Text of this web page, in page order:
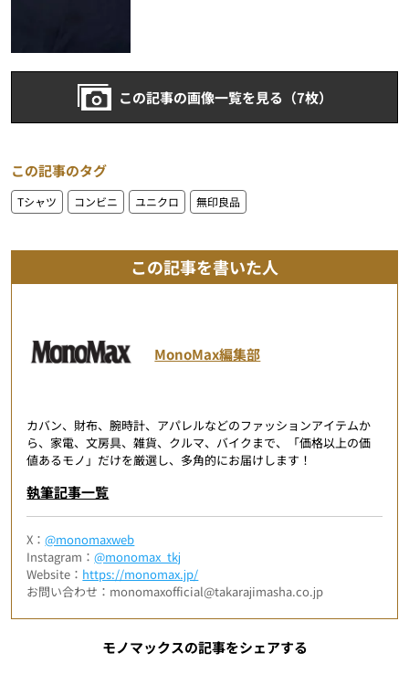
この記事の画像一覧を見る（7枚）
この記事のタグ
Tシャツ コンビニ ユニクロ 無印良品
この記事を書いた人
MonoMax編集部
カバン、財布、腕時計、アパレルなどのファッションアイテムか
ら、家電、文房具、雑貨、クルマ、バイクまで、「価格以上の価
値あるモノ」だけを厳選し、多角的にお届けします！
執筆記事一覧
X：@monomaxweb
Instagram：@monomax_tkj
Website： https://monomax.jp/
お問い合わせ：monomaxofficial@takarajimasha.co.jp
モノマックスの記事をシェアする